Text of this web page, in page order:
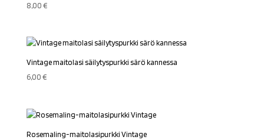
8,00€
Vintage maitolasi säilytyspurkki särö kannessa
6,00€
Rosemaling-maitolasipurkki Vintage